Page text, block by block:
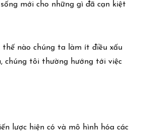
mới cho những gì đã cạn kiệt
nào chúng ta làm ít điều xấu
chúng tôi thường hướng tới việc
lược hiện có và mô hình hóa các